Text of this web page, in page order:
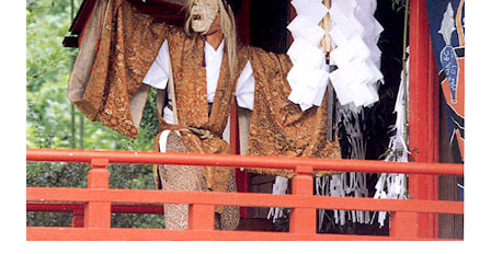
予防接種／健診など
入学／転入学
印鑑登録 戸籍の届出
国民健康保険 マイナンバー
各種申請書
横瀬町の施設
横瀬のふるさと納税
横瀬町の観光
暮らし・手続き・
健康・福祉
子育て・教育・生
涯学習
施設・文化 事業者の方向け
横瀬町のこと 広報・メディア